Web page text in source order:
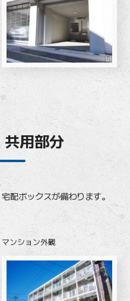
用部分
配ボックスが備わります。
マンション外観